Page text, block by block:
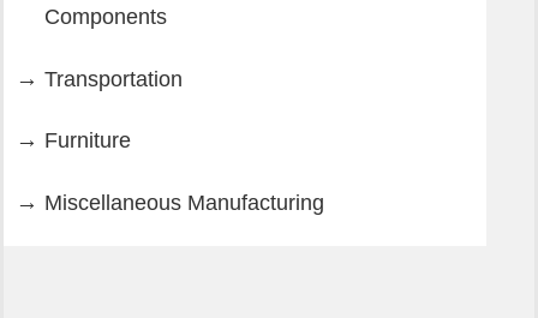
Components
Transportation
Furniture
Miscellaneous Manufacturing